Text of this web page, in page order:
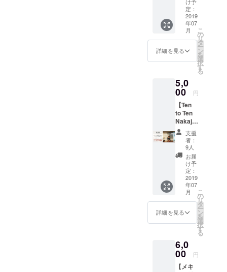
date
immedi
ately.
The
semina
r will be
held in
Ten to
o
Station.
n ・A
messa
ge card
from
Karina
・5
original
postcar
Vallarta
レット
※カラー
はお選
びいた
だけま
せんの
※アイテ
ム名を
記載く
ださ
い。記
載がな
い場合
はこち
らでお
選びし
ます。
4,000Ye
n ・A
messa
ge card
from
Karina
mexica
n goods
notebo
ok,
お届け
しま
す！ ・
カリナ
の愛情
のこ
もった
メッ
カード
・ラン
ステ利
用券
Ten to
Ten
Sappor
Station
(1ヶ月
タオル
付き)
4,000Ye
n ・A
messa
ge card
from
r for the
utilizati
on of
Runnin
定：
2019
年07
月
詳細を見る
こ
の
リ
タ
ー
ン
を
選
択
す
る
5,0
00 円
【Ten
to Ten
Nakaji
ma-
koen,
Sappor
o
Station
での"飲
みなが
ら”バー
テン
ダー体
験】
5000円
以下の
お届け
しま
す！ ・
カリナ
支援
者：
9人
お届
け予
定：
2019
年07
月
詳細を見る
こ
の
リ
タ
ー
ン
を
選
択
す
る
6,0
00 円
【メキ